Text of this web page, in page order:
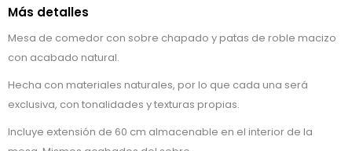
Más detalles
Mesa de comedor con sobre chapado y patas de roble macizo
con acabado natural.
Hecha con materiales naturales, por lo que cada una será
exclusiva, con tonalidades y texturas propias.
Incluye extensión de 60 cm almacenable en el interior de la